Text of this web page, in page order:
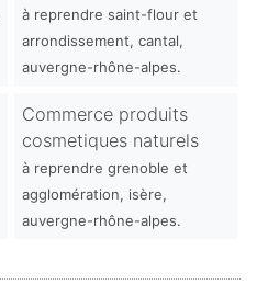
à reprendre saint-flour et
arrondissement, cantal,
auvergne-rhône-alpes.
Commerce produits
cosmetiques naturels
à reprendre grenoble et
agglomération, isère,
auvergne-rhône-alpes.